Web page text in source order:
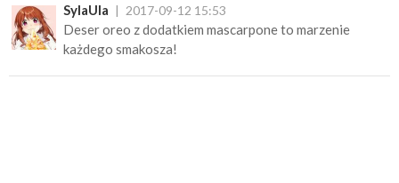
SylaUla 2017-09-12 15:53
Deser oreo z dodatkiem mascarpone to marzenie
każdego smakosza!